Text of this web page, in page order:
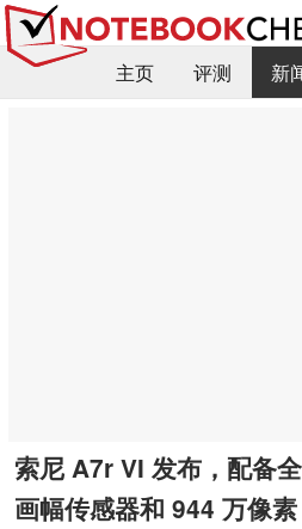
主页 评测
新
索尼 A7r VI 发布，配备
画幅传感器和 944 万像